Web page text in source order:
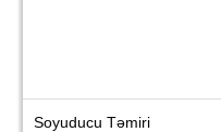
Soyuducu Təmiri